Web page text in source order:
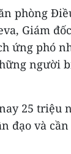
phòng
Giám
ứng phó
người
25 triệu
đạo và